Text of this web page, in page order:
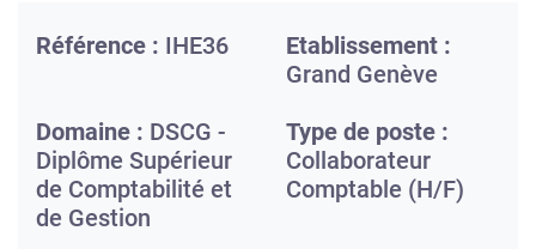
Référence : IHE36
Etablissement :
Grand Genève
Domaine : DSCG -
Diplôme Supérieur
de Comptabilité et
de Gestion
Type de poste :
Collaborateur
Comptable (H/F)